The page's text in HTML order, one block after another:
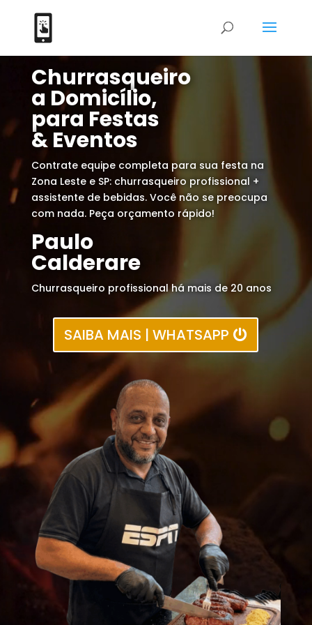
Churrasqueiro
a Domicílio,
para Festas
& Eventos
Contrate equipe completa para sua festa na
Zona Leste e SP: churrasqueiro profissional +
assistente de bebidas. Você não se preocupa
com nada. Peça orçamento rápido!
Paulo
Calderare
Churrasqueiro profissional há mais de 20 anos
SAIBA MAIS | WHATSAPP